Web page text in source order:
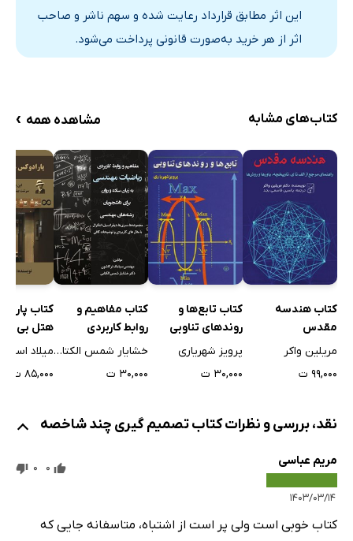
این اثر مطابق قرارداد رعایت شده و سهم ناشر و صاحب
اثر از هر خرید به‌صورت قانونی پرداخت می‌شود.
کتاب‌های مشابه مشاهده همه ›
کتاب هندسه
مقدس
مریلین واکر
۹۹,۰۰۰ ت
کتاب تابع‌ها و
روندهای تناوبی
پرویز شهریاری
۳۰,۰۰۰ ت
کتاب مفاهیم و
روابط کاربردی
ریاضیات مهندسی خشایار شمس الکتابی
۳۰,۰۰۰ ت
کتاب
هتل
هیلبرت
میلاد
۸۵,۰۰۰ ت
نقد، بررسی و نظرات کتاب تصمیم گیری چند شاخصه
مریم عباسی
۱۴۰۳/۰۳/۱۴
0
0
کتاب خوبی است ولی پر است از اشتباه، متاسفانه جایی که